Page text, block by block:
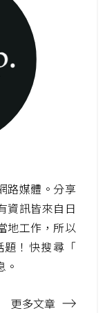
路媒體。分享
資訊皆來自日
地工作，所以
！快搜尋「
。
更多文章